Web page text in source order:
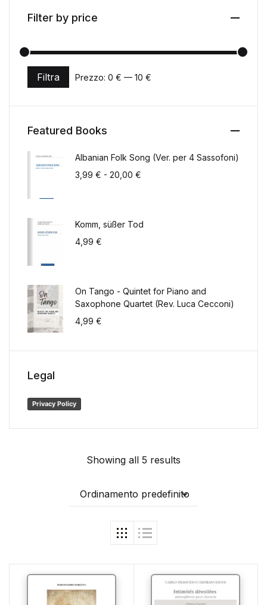
Showing all 5 results
Ordinamento predefinito
Filter by price
Prezzo Min
Prezzo Max
Filtra Prezzo: 0 € — 10 €
Featured Books
Albanian Folk Song (Ver. per 4 Sassofoni)
3,99 € - 20,00 €
Komm, süßer Tod
4,99 €
On Tango - Quintet for Piano and
Saxophone Quartet (Rev. Luca Cecconi)
4,99 €
Legal
Privacy Policy